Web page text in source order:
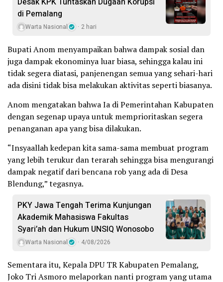
di Pemalang
Warta Nasional 2 hari
Bupati Anom menyampaikan bahwa dampak sosial dan
juga dampak ekonominya luar biasa, sehingga kalau ini
tidak segera diatasi, panjenengan semua yang sehari-hari
ada disini tidak bisa melakukan aktivitas seperti biasanya.
Anom mengatakan bahwa Ia di Pemerintahan Kabupaten
dengan segenap upaya untuk memprioritaskan segera
penanganan apa yang bisa dilakukan.
“Insyaallah kedepan kita sama-sama membuat program
yang lebih terukur dan terarah sehingga bisa mengurangi
dampak negatif dari bencana rob yang ada di Desa
Blendung,” tegasnya.
PKY Jawa Tengah Terima Kunjungan
Akademik Mahasiswa Fakultas
Syari’ah dan Hukum UNSIQ Wonosobo
Warta Nasional 4/08/2026
Sementara itu, Kepala DPU TR Kabupaten Pemalang,
Joko Tri Asmoro melaporkan nanti program yang utama